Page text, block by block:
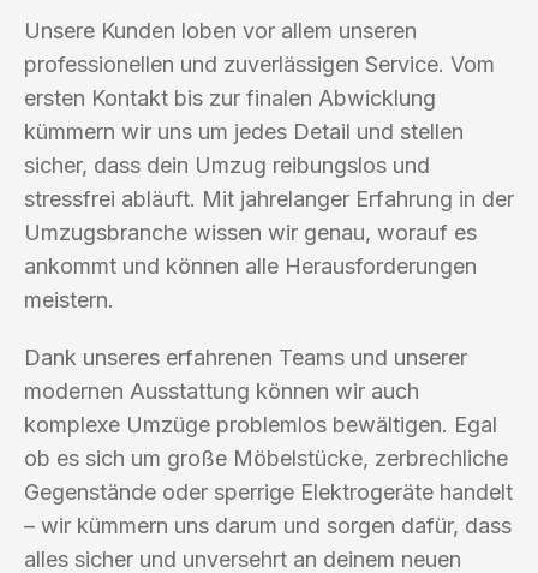
Unsere Kunden loben vor allem unseren
professionellen und zuverlässigen Service. Vom
ersten Kontakt bis zur finalen Abwicklung
kümmern wir uns um jedes Detail und stellen
sicher, dass dein Umzug reibungslos und
stressfrei abläuft. Mit jahrelanger Erfahrung in der
Umzugsbranche wissen wir genau, worauf es
ankommt und können alle Herausforderungen
meistern.
Dank unseres erfahrenen Teams und unserer
modernen Ausstattung können wir auch
komplexe Umzüge problemlos bewältigen. Egal
ob es sich um große Möbelstücke, zerbrechliche
Gegenstände oder sperrige Elektrogeräte handelt
– wir kümmern uns darum und sorgen dafür, dass
alles sicher und unversehrt an deinem neuen